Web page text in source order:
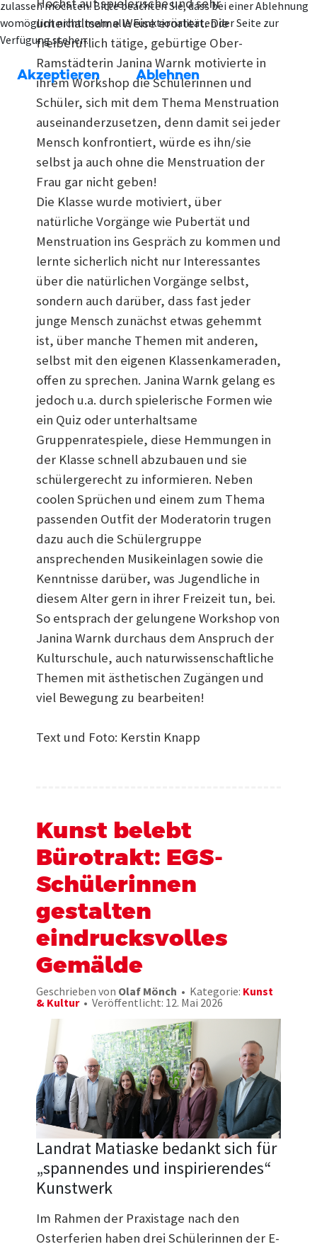
unterhaltsame Weise erörtert. Die
freiberuflich tätige, gebürtige Ober-
Ramstädterin Janina Warnk motivierte in
ihrem Workshop die Schülerinnen und
Schüler, sich mit dem Thema Menstruation
auseinanderzusetzen, denn damit sei jeder
Mensch konfrontiert, würde es ihn/sie
selbst ja auch ohne die Menstruation der
Frau gar nicht geben!
Die Klasse wurde motiviert, über
natürliche Vorgänge wie Pubertät und
Menstruation ins Gespräch zu kommen und
lernte sicherlich nicht nur Interessantes
über die natürlichen Vorgänge selbst,
sondern auch darüber, dass fast jeder
junge Mensch zunächst etwas gehemmt
ist, über manche Themen mit anderen,
selbst mit den eigenen Klassenkameraden,
offen zu sprechen. Janina Warnk gelang es
jedoch u.a. durch spielerische Formen wie
ein Quiz oder unterhaltsame
Gruppenratespiele, diese Hemmungen in
der Klasse schnell abzubauen und sie
schülergerecht zu informieren. Neben
coolen Sprüchen und einem zum Thema
passenden Outfit der Moderatorin trugen
dazu auch die Schülergruppe
ansprechenden Musikeinlagen sowie die
Kenntnisse darüber, was Jugendliche in
diesem Alter gern in ihrer Freizeit tun, bei.
So entsprach der gelungene Workshop von
Janina Warnk durchaus dem Anspruch der
Kulturschule, auch naturwissenschaftliche
Themen mit ästhetischen Zugängen und
viel Bewegung zu bearbeiten!
Text und Foto: Kerstin Knapp
Kunst belebt
Bürotrakt: EGS-
Schülerinnen
gestalten
eindrucksvolles
Gemälde
Geschrieben von Olaf Mönch Kategorie: Kunst
& Kultur
Veröffentlicht: 12. Mai 2026
Landrat Matiaske bedankt sich für
„spannendes und inspirierendes“
Kunstwerk
Im Rahmen der Praxistage nach den
Osterferien haben drei Schülerinnen der E-
zulassen möchten. Bitte beachten Sie, dass bei einer Ablehnung
womöglich nicht mehr alle Funktionalitäten der Seite zur
Verfügung stehen.
Akzeptieren Ablehnen